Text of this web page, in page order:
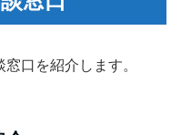
口を紹介します。